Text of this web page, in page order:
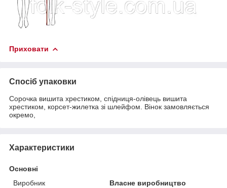
Приховати
Спосіб упаковки
Сорочка вишита хрестиком, спідниця-олівець вишита
хрестиком, корсет-жилетка зі шлейфом. Вінок замовляється
окремо,
Характеристики
Основні
Виробник
Власне виробництво